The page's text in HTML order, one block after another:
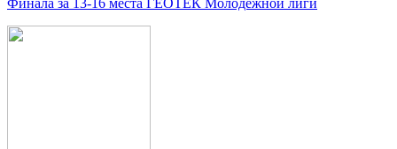
Финала за 13-16 места ГЕОТЕК Молодежной лиги